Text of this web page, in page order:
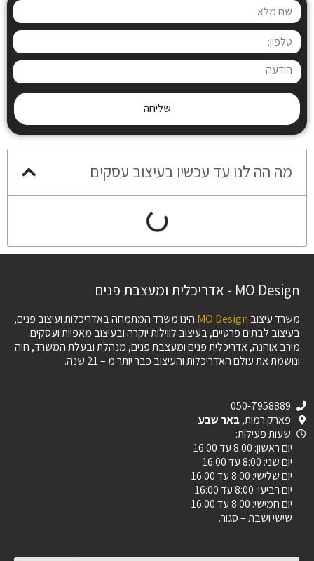
שליחה
מה הה לנו עד עכשיו בעיצוב עסקים
MO Design - אדריכלית ומעצבת פנים
משרד עיצוב MO Design הינו משרד המתמחה באדריכלות ועיצוב פנים,
בעיצוב לבתים פרטיים, בעיצוב לווילות יוקרה ובעיצוב מאפיות ועסקים.
מירב אוחנה, אדריכלית פנים ומעצבת פנים, מנהלת ובעלת המשרד, חיה
ונושמת את עולם האדריכלות והעיצוב כבר יותר מ – 21 שנה.
050-7958889
פארק רמות,באר שבע
שעות פעילות:
יום ראשון: 8:00 עד 16:00
יום שני: 8:00 עד 16:00
יום שלישי: 8:00 עד 16:00
יום רביעי: 8:00 עד 16:00
יום חמישי: 8:00 עד 16:00
שישי ושבת – סגור.